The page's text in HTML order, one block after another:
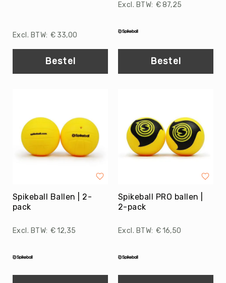
BALLEN
Sportballen
American
Football
Basketballen
Golfballen
Handballen
Hockeyballen
Korfballen
Tennisballen
Speelballen
€ 33,00
Bestel
€ 87,25
Bestel
Spikeball Ballen | 2-
pack
€ 12,35
Spikeball PRO ballen |
2-pack
€ 16,50